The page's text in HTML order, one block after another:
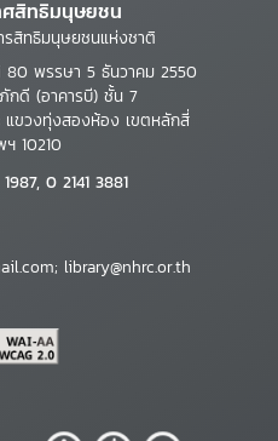
ศสิทธิมนุษยชน
สิทธิมนุษยชนแห่งชาติ
80 พรรษา 5 ธันวาคม 2550
กดี (อาคารบี) ชั้น 7
ขวงทุ่งสองห้อง เขตหลักสี่
10210
0 2141 3881
library@nhrc.or.th